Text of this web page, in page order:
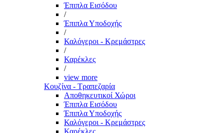
Έπιπλα Εισόδου
/
Έπιπλα Υποδοχής
/
Καλόγεροι - Κρεμάστρες
/
Καρέκλες
/
view more
Κουζίνα - Τραπεζαρία
Αποθηκευτικοί Χώροι
Έπιπλα Εισόδου
Έπιπλα Υποδοχής
Καλόγεροι - Κρεμάστρες
Καρέκλες